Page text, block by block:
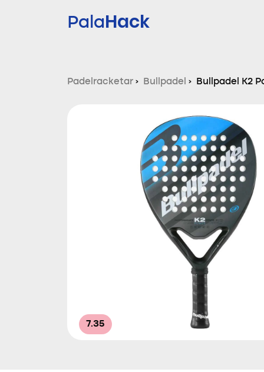
PalaHack
Padelracketar › Bullpadel › Bullpadel K2
7.35